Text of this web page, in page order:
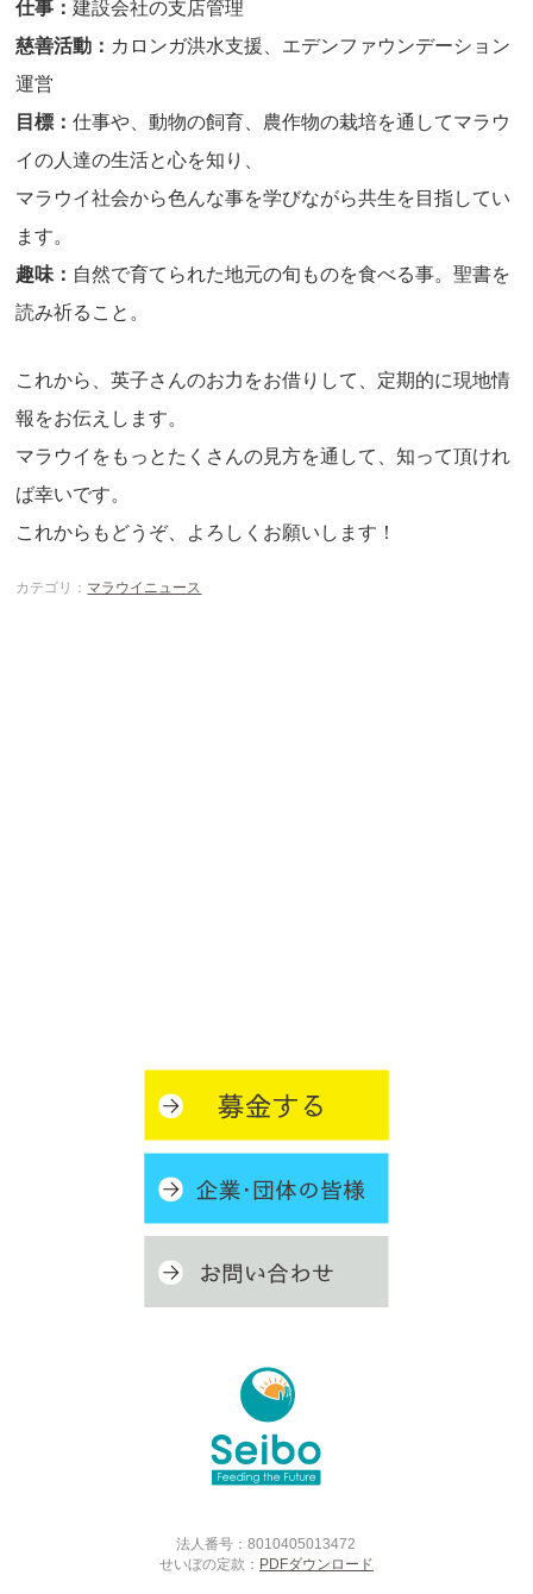
仕事：建設会社の支店管理
慈善活動： カロンガ洪水支援、エデンファウンデーション
運営
目標：仕事や、動物の飼育、農作物の栽培を通してマラウ
イの人達の生活と心を知り、
マラウイ社会から色んな事を学びながら共生を目指してい
ます。
趣味： 自然で育てられた地元の旬ものを食べる事。聖書を
読み祈ること。
これから、英子さんのお力をお借りして、定期的に現地情
報をお伝えします。
マラウイをもっとたくさんの見方を通して、知って頂けれ
ば幸いです。
これからもどうぞ、よろしくお願いします！
カテゴリ： マラウイニュース
法人番号：8010405013472
せいぼの定款： PDFダウンロード